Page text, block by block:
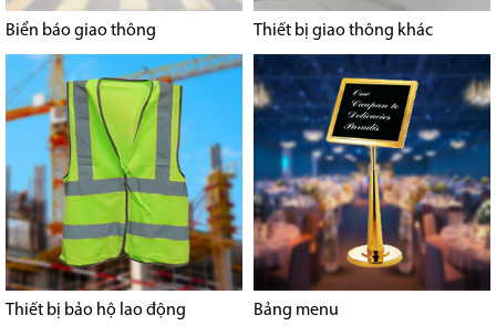
Biển báo giao thông Thiết bị giao thông khác
Thiết bị bảo hộ lao động Bảng menu